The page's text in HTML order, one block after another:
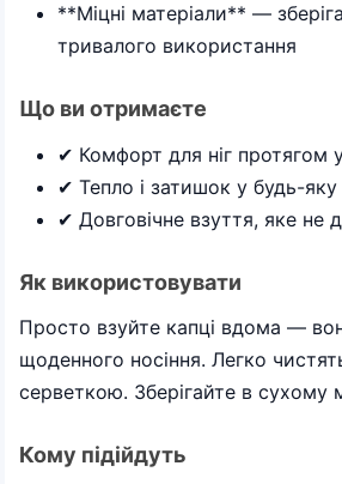
**Міцні матеріали** —
тривалого використання
Що ви отримаєте
✔ Комфорт для ніг протягом
✔ Тепло і затишок у будь-
✔ Довговічне взуття, яке не
Як використовувати
Просто взуйте капці вдома —
щоденного носіння. Легко
серветкою. Зберігайте в сухому
Кому підійдуть